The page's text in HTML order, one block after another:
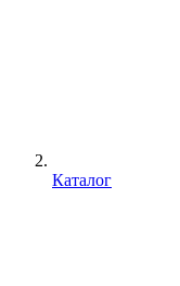
Каталог